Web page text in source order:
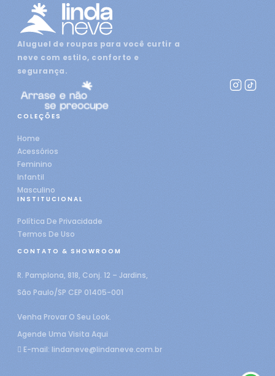
Aluguel de roupas para você curtir a
neve com estilo, conforto e
segurança.
COLEÇÕES
Home
Acessórios
Feminino
Infantil
Masculino
INSTITUCIONAL
Política De Privacidade
Termos De Uso
CONTATO & SHOWROOM
R. Pamplona, 818, Conj. 12 – Jardins,
São Paulo/SP CEP 01405-001
Venha Provar O Seu Look.
Agende Uma Visita Aqui
E-mail: lindaneve@lindaneve.com.br